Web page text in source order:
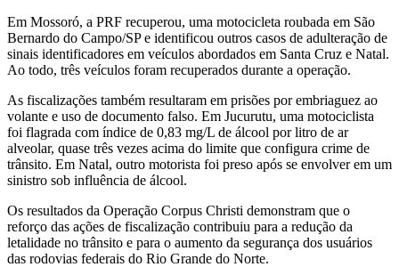
Em Mossoró, a PRF recuperou, uma motocicleta roubada em São
Bernardo do Campo/SP e identificou outros casos de adulteração de
sinais identificadores em veículos abordados em Santa Cruz e Natal.
Ao todo, três veículos foram recuperados durante a operação.
As fiscalizações também resultaram em prisões por embriaguez ao
volante e uso de documento falso. Em Jucurutu, uma motociclista
foi flagrada com índice de 0,83 mg/L de álcool por litro de ar
alveolar, quase três vezes acima do limite que configura crime de
trânsito. Em Natal, outro motorista foi preso após se envolver em um
sinistro sob influência de álcool.
Os resultados da Operação Corpus Christi demonstram que o
reforço das ações de fiscalização contribuiu para a redução da
letalidade no trânsito e para o aumento da segurança dos usuários
das rodovias federais do Rio Grande do Norte.